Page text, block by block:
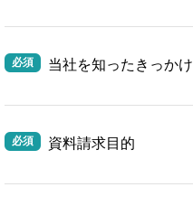
当社を知ったきっかけ
資料請求目的